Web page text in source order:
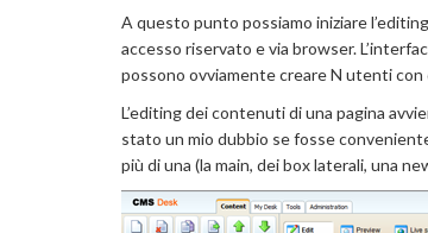
A questo punto possiamo iniziare
accesso riservato e via browser.
possono ovviamente creare N utenti con
L’editing dei contenuti di una pagina
stato un mio dubbio se fosse
più di una (la main, dei box laterali, una